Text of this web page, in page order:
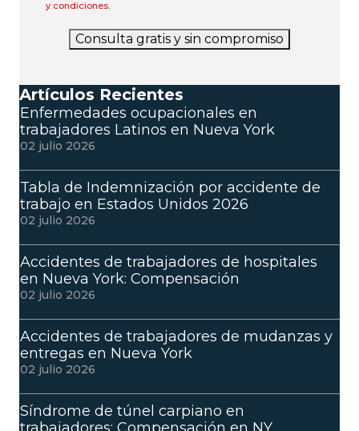
y condiciones.
Consulta gratis y sin compromiso
Artículos Recientes
Enfermedades ocupacionales en
trabajadores Latinos en Nueva York
02 julio 2026
Tabla de Indemnización por accidente de
trabajo en Estados Unidos 2026
02 julio 2026
Accidentes de trabajadores de hospitales
en Nueva York: Compensación
02 julio 2026
Accidentes de trabajadores de mudanzas y
entregas en Nueva York
02 julio 2026
Síndrome de túnel carpiano en